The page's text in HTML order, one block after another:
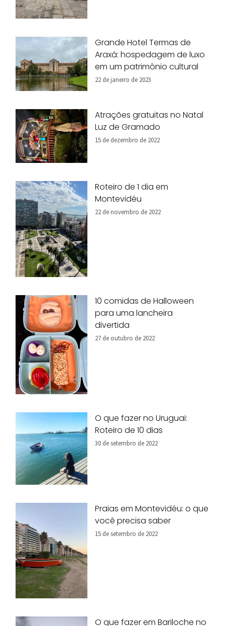
Grande Hotel Termas de
Araxá: hospedagem de luxo
em um patrimônio cultural
22 de janeiro de 2023
Atrações gratuitas no Natal
Luz de Gramado
15 de dezembro de 2022
Roteiro de 1 dia em
Montevidéu
22 de novembro de 2022
10 comidas de Halloween
para uma lancheira
divertida
27 de outubro de 2022
O que fazer no Uruguai:
Roteiro de 10 dias
30 de setembro de 2022
Praias em Montevidéu: o que
você precisa saber
15 de setembro de 2022
O que fazer em Bariloche no